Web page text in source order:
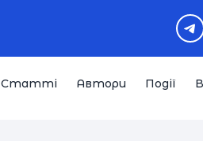
Статті Автори Події